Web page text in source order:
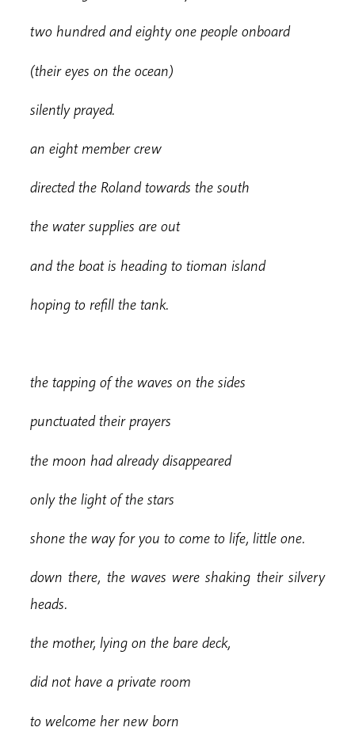
two hundred and eighty one people onboard
(their eyes on the ocean)
silently prayed.
an eight member crew
directed the Roland towards the south
the water supplies are out
and the boat is heading to tioman island
hoping to refill the tank.
the tapping of the waves on the sides
punctuated their prayers
the moon had already disappeared
only the light of the stars
shone the way for you to come to life, little one.
down there, the waves were shaking their silvery
heads.
the mother, lying on the bare deck,
did not have a private room
to welcome her new born